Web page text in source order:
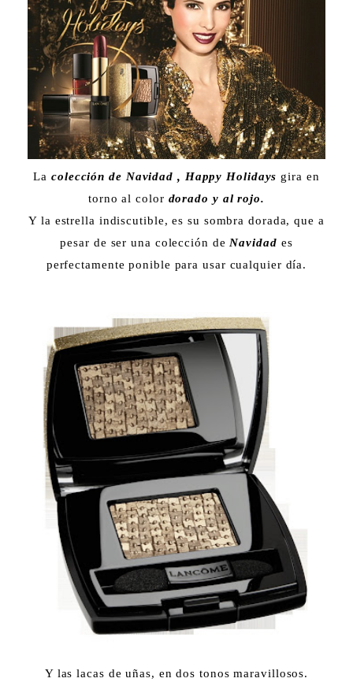
La colección de Navidad , Happy Holidays gira en
torno al color dorado y al rojo.
Y la estrella indiscutible, es su sombra dorada, que a
pesar de ser una colección de Navidad es
perfectamente ponible para usar cualquier día.
Y las lacas de uñas, en dos tonos maravillosos.